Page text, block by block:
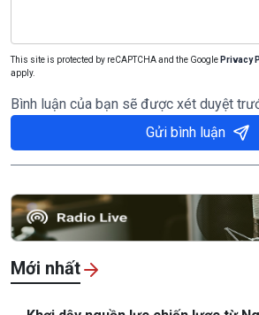
This site is protected by reCAPTCHA and the Google Privacy
apply.
Bình luận của bạn sẽ được xét duyệt
Gửi bình luận
Mới nhất